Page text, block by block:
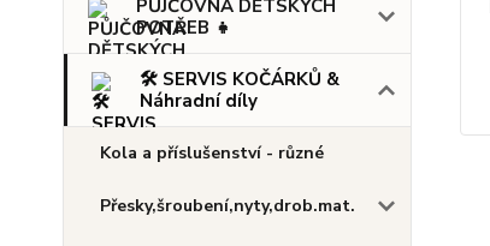
PŮJČOVNA DĚTSKÝCH
POTŘEB 👧
🛠️ SERVIS KOČÁRKŮ &
Náhradní díly
Kola a příslušenství - různé
Přesky,šroubení,nyty,drob.mat.